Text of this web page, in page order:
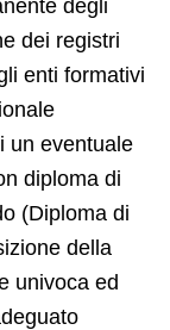
degli
dei registri
enti formativi
un eventuale
diploma di
(Diploma di
della
univoca ed